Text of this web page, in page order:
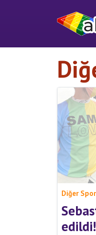
Diğer
edildi!